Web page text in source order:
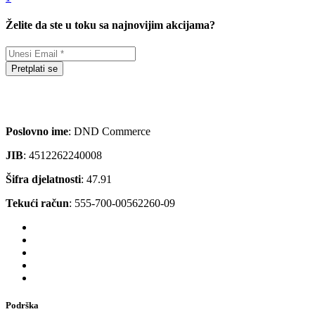
Želite da ste u toku sa najnovijim akcijama?
Pretplati se
Poslovno ime: DND Commerce
JIB: 4512262240008
Šifra djelatnosti: 47.91
Tekući račun: 555-700-00562260-09
Podrška